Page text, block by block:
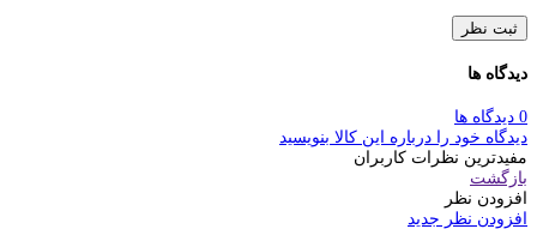
ثبت نظر
دیدگاه ها
0 دیدگاه ها
دیدگاه خود را درباره این کالا بنویسید
مفیدترین نظرات کاربران
بازگشت
افزودن نظر
افزودن نظر جدید